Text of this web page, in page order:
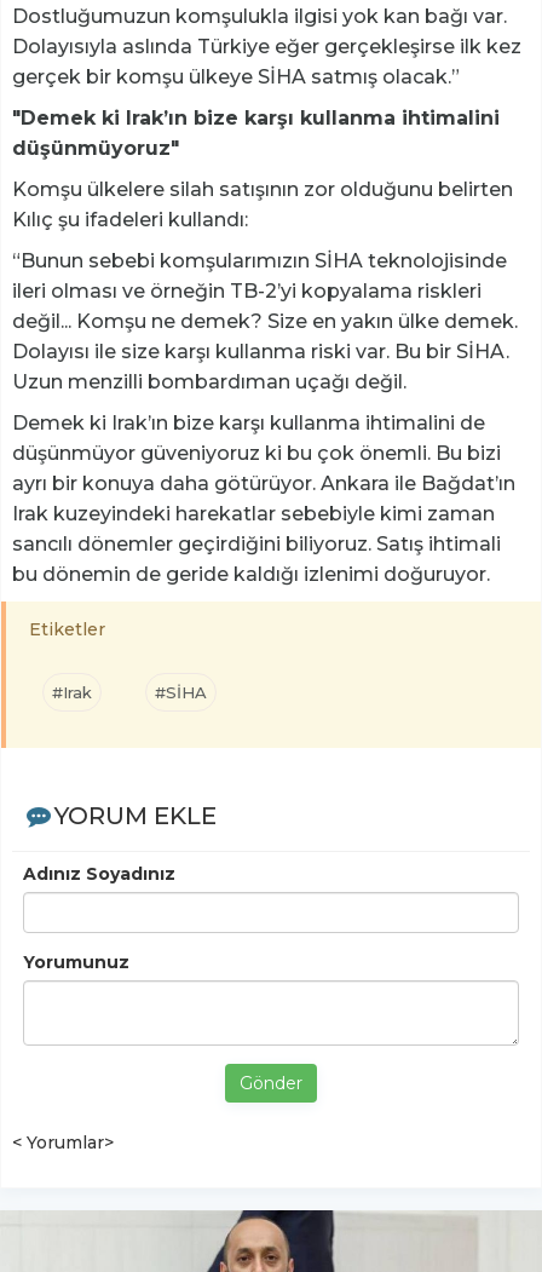
Dostluğumuzun komşulukla ilgisi yok kan bağı var.
Dolayısıyla aslında Türkiye eğer gerçekleşirse ilk kez
gerçek bir komşu ülkeye SİHA satmış olacak.”
"Demek ki Irak’ın bize karşı kullanma ihtimalini
düşünmüyoruz"
Komşu ülkelere silah satışının zor olduğunu belirten
Kılıç şu ifadeleri kullandı:
“Bunun sebebi komşularımızın SİHA teknolojisinde
ileri olması ve örneğin TB-2’yi kopyalama riskleri
değil... Komşu ne demek? Size en yakın ülke demek.
Dolayısı ile size karşı kullanma riski var. Bu bir SİHA.
Uzun menzilli bombardıman uçağı değil.
Demek ki Irak’ın bize karşı kullanma ihtimalini de
düşünmüyor güveniyoruz ki bu çok önemli. Bu bizi
ayrı bir konuya daha götürüyor. Ankara ile Bağdat’ın
Irak kuzeyindeki harekatlar sebebiyle kimi zaman
sancılı dönemler geçirdiğini biliyoruz. Satış ihtimali
bu dönemin de geride kaldığı izlenimi doğuruyor.
Etiketler
#Irak #SİHA
YORUM EKLE
Adınız Soyadınız
Yorumunuz
Gönder
< Yorumlar>